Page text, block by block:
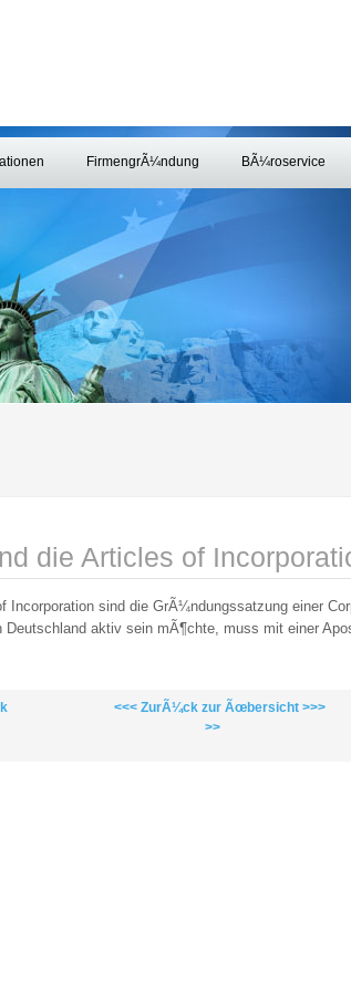
FirmengrÃ¼ndung BÃ¼roservice
die Articles of
Incorporation sind die GrÃ¼ndungssatzung einer
Deutschland aktiv sein mÃ¶chte, muss mit einer
<<< ZurÃ¼ck zur Ãœbersicht >>>
>>